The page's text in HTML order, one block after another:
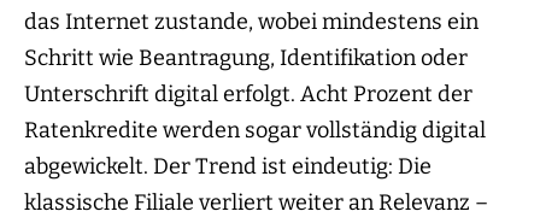
das Internet zustande, wobei mindestens ein
Schritt wie Beantragung, Identifikation oder
Unterschrift digital erfolgt. Acht Prozent der
Ratenkredite werden sogar vollständig digital
abgewickelt. Der Trend ist eindeutig: Die
klassische Filiale verliert weiter an Relevanz –